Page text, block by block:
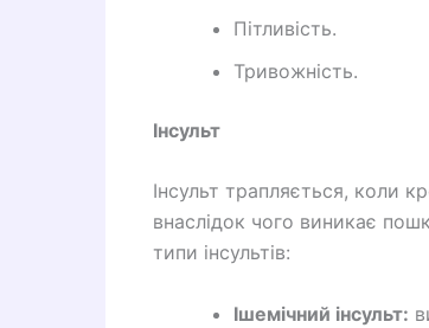
Пітливість.
Тривожність.
Інсульт
Інсульт трапляється, коли
внаслідок чого виникає
типи інсультів:
Ішемічний інсульт: